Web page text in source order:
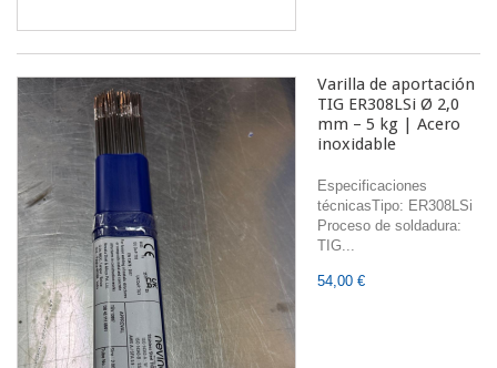
Varilla de aportación
TIG ER308LSi Ø 2,0
mm – 5 kg | Acero
inoxidable
Especificaciones
técnicasTipo: ER308LSi
Proceso de soldadura:
TIG...
54,00 €